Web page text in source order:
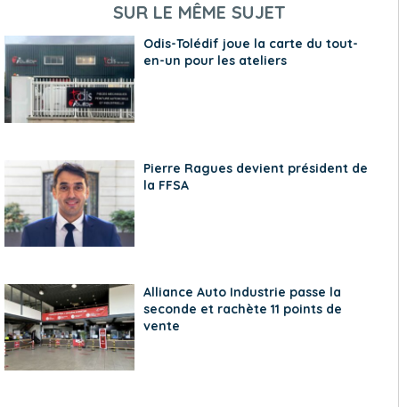
SUR LE MÊME SUJET
Odis-Tolédif joue la carte du tout-
en-un pour les ateliers
Pierre Ragues devient président de
la FFSA
Alliance Auto Industrie passe la
seconde et rachète 11 points de
vente